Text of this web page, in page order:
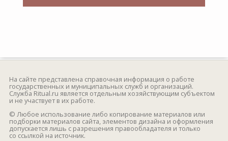
На сайте представлена справочная информация о работе
государственных и муниципальных служб и организаций.
Служба Ritual.ru является отдельным хозяйствующим субъектом
и не участвует в их работе.
© Любое использование либо копирование материалов или
подборки материалов сайта, элементов дизайна и оформления
допускается лишь с разрешения правообладателя и только
со ссылкой на источник.